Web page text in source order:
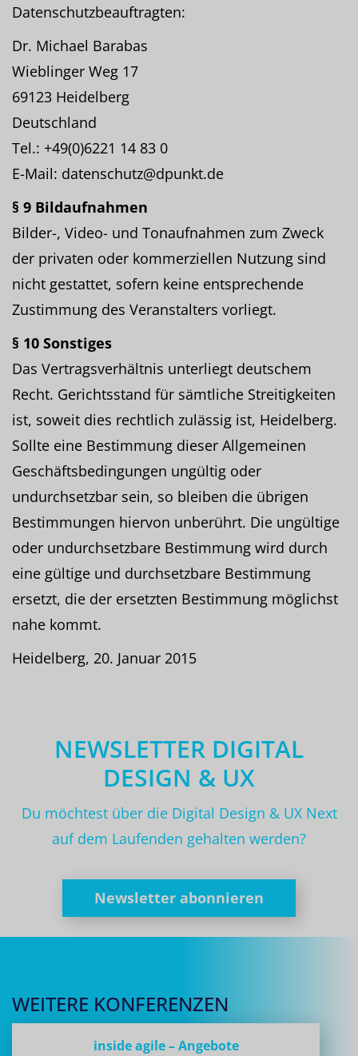
Datenschutzbeauftragten:
Dr. Michael Barabas
Wieblinger Weg 17
69123 Heidelberg
Deutschland
Tel.: +49(0)6221 14 83 0
E-Mail: datenschutz@dpunkt.de
§ 9 Bildaufnahmen
Bilder-, Video- und Tonaufnahmen zum Zweck
der privaten oder kommerziellen Nutzung sind
nicht gestattet, sofern keine entsprechende
Zustimmung des Veranstalters vorliegt.
§ 10 Sonstiges
Das Vertragsverhältnis unterliegt deutschem
Recht. Gerichtsstand für sämtliche Streitigkeiten
ist, soweit dies rechtlich zulässig ist, Heidelberg.
Sollte eine Bestimmung dieser Allgemeinen
Geschäftsbedingungen ungültig oder
undurchsetzbar sein, so bleiben die übrigen
Bestimmungen hiervon unberührt. Die ungültige
oder undurchsetzbare Bestimmung wird durch
eine gültige und durchsetzbare Bestimmung
ersetzt, die der ersetzten Bestimmung möglichst
nahe kommt.
Heidelberg, 20. Januar 2015
NEWSLETTER DIGITAL
DESIGN & UX
Du möchtest über die Digital Design & UX Next
auf dem Laufenden gehalten werden?
Newsletter abonnieren
WEITERE KONFERENZEN
inside agile – Angebote